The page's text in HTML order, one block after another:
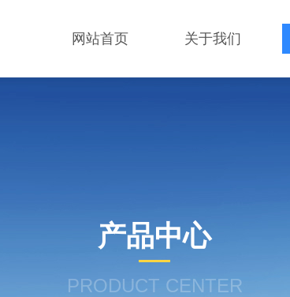
网站首页 关于我们
产品中心
PRODUCT CENTER